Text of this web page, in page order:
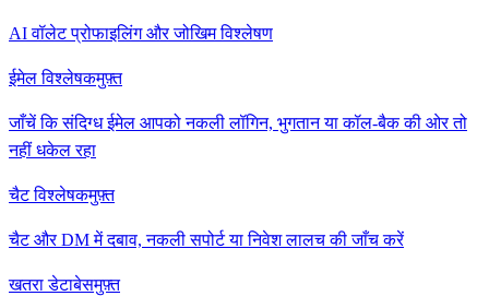
AI वॉलेट प्रोफाइलिंग और जोखिम विश्लेषण
ईमेल विश्लेषकमुफ़्त
जाँचें कि संदिग्ध ईमेल आपको नकली लॉगिन, भुगतान या कॉल-बैक की ओर तो
नहीं धकेल रहा
चैट विश्लेषकमुफ़्त
चैट और DM में दबाव, नकली सपोर्ट या निवेश लालच की जाँच करें
खतरा डेटाबेसमुफ़्त